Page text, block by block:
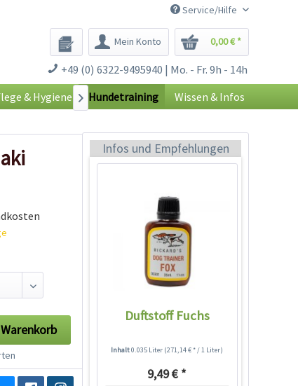
Service/Hilfe
Mein Konto 0,00 € *
+49 (0) 6322-9495940 | Mo. - Fr. 9h - 14h
& Hygiene Hundetraining Wissen & Infos

Warenkorb
Infos und Empfehlungen
Duftstoff Fuchs
9,49 € *
Duftstoff Fuchs
Inhalt0.035 Liter (271,14 € * / 1 Liter)
9,49 € *